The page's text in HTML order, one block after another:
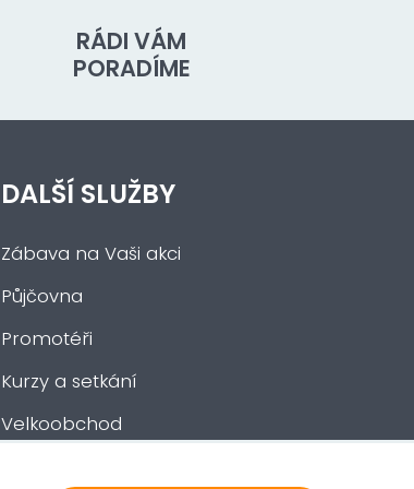
RÁDI VÁM
PORADÍME
DALŠÍ SLUŽBY
Zábava na Vaši akci
Půjčovna
Promotéři
Kurzy a setkání
Velkoobchod